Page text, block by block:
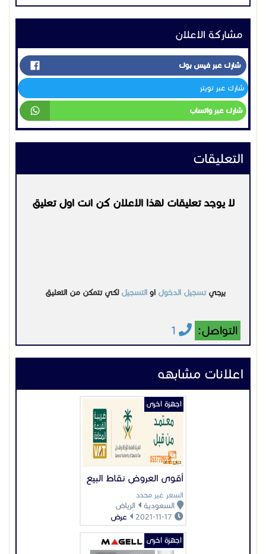
مشاركة الاعلان
شارك عبر فيس بوك
شارك عبر تويتر
شارك عبر واتساب
التعليقات
لا يوجد تعليقات لهذا الاعلان كن انت اول تعليق
يرجيتسجيل الدخول او التسجيل لكي تتمكن من التعليق
التواصل: 1
اعلانات مشابهه
أقوى العروض نقاط البيع
السعر غير محدد
السعودية
الرياض
عرض
اجهزة اخرى
اجهزة اخرى